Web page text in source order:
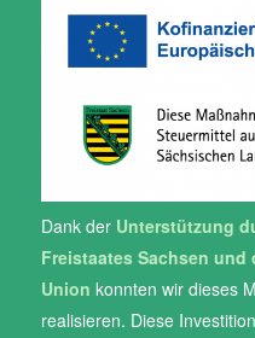
Dank der Unterstützung
Freistaates Sachsen und
Union konnten wir dieses
realisieren. Diese